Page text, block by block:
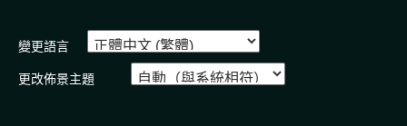
變更語言
更改佈景主題